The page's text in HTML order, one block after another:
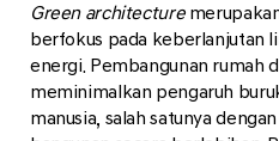
Green architecture
berfokus pada keberlanjutan
energi. Pembangunan rumah
meminimalkan pengaruh
manusia, salah satunya